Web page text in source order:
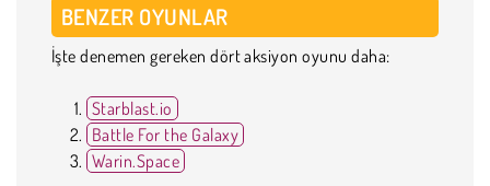
BENZER OYUNLAR
İşte denemen gereken dört aksiyon oyunu daha:
Starblast.io
Battle For the Galaxy
Warin.Space